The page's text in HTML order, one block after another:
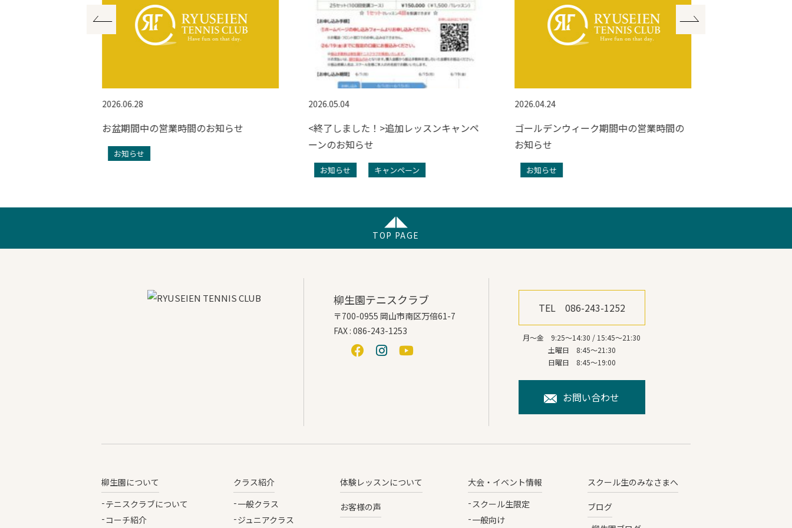
2026.06.28
お盆期間中の営業時間のお知らせ
お知らせ
2026.05.04
<終了しました！>追加レッスンキャンペ
ーンのお知らせ
お知らせ キャンペーン
2026.04.24
ゴールデンウィーク期間中の営業時間の
お知らせ
お知らせ
TOP PAGE
柳生園テニスクラブ
〒700-0955 岡山市南区万倍61-7
FAX : 086-243-1253
TEL 086-243-1252
月～金 9:25～14:30 / 15:45～21:30
土曜日 8:45～21:30
日曜日 8:45～19:00
お問い合わせ
柳生園について
テニスクラブについて
コーチ紹介
クラス紹介
一般クラス
ジュニアクラス
体験レッスンについて
お客様の声
大会・イベント情報
スクール生限定
一般向け
スクール生のみなさまへ
ブログ